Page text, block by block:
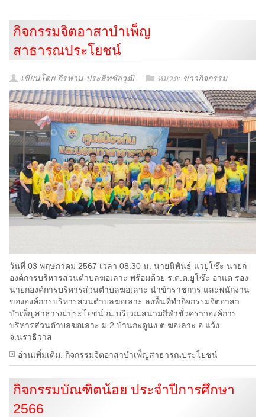
กิจกรรมจิตอาสาบำเพ็ญ
สาธารณประโยชน์
เขียนโดย อีรฟาน ประสิทชัยวุฒิ หมวด: ข่าวกิจกรรม
วันที่ 03 พฤษภาคม 2567 เวลา 08.30 น. นายนิพันธ์ แวยูโซ๊ะ นายก
องค์การบริหารส่วนตำบลฆอเลาะ พร้อมด้วย ร.ต.ต.ยูโซ๊ะ อาแด รอง
นายกองค์การบริหารส่วนตำบลฆอเลาะ นำข้าราชการ และพนักงาน
ขององค์การบริหารส่วนตำบลฆอเลาะ ลงพื้นที่ทำกิจกรรมจิตอาสา
บำเพ็ญสาธารณประโยชน์ ณ บริเวณสนามกีฬาชั่วคราวองค์การ
บริหารส่วนตำบลฆอเลาะ ม.2 บ้านกะดูนง ต.ฆอเลาะ อ.แว้ง
จ.นราธิวาส
อ่านเพิ่มเติม: กิจกรรมจิตอาสาบำเพ็ญสาธารณประโยชน์
กิจกรรมบัณฑิตน้อย ประจำปีการศึกษา
2566